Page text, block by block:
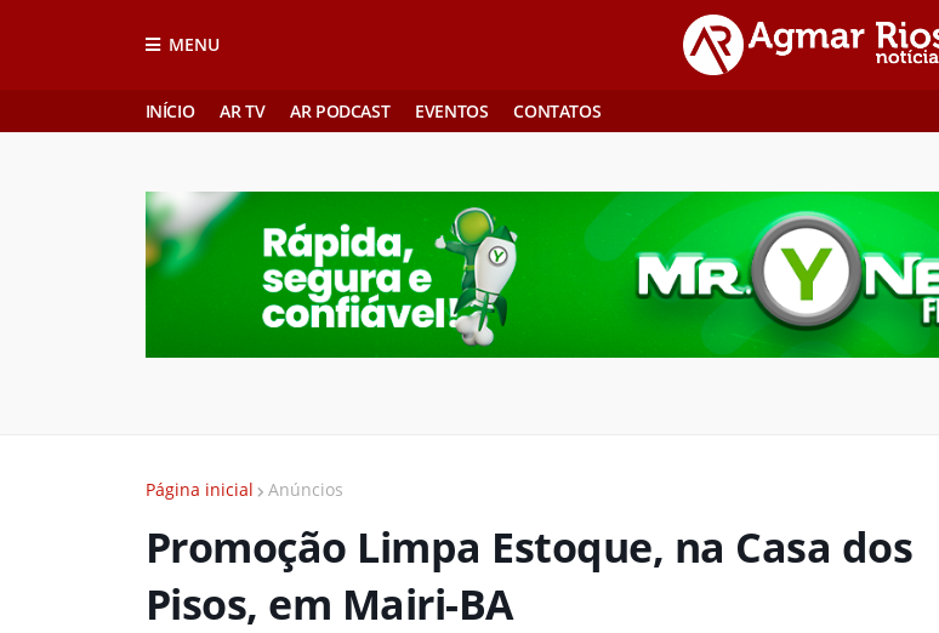
MENU
INÍCIO AR TV AR PODCAST EVENTOS CONTATOS
Página inicial Anúncios
Promoção Limpa Estoque, na Casa dos
Pisos, em Mairi-BA